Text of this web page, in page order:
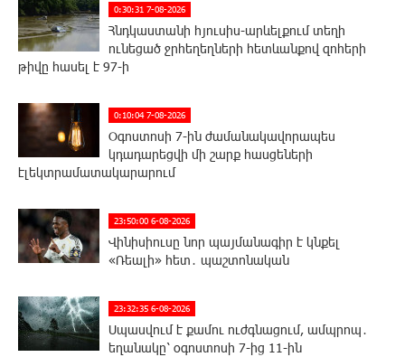
0:30:31 7-08-2026
Հնդկաստանի հյուսիս-արևելքում տեղի
ունեցած ջրհեղեղների հետևանքով զոհերի
թիվը հասել է 97-ի
0:10:04 7-08-2026
Օգոստոսի 7-ին ժամանակավորապես
կդադարեցվի մի շարք հասցեների
էլեկտրամատակարարում
23:50:00 6-08-2026
Վինիսիուսը նոր պայմանագիր է կնքել
«Ռեալի» հետ․ պաշտոնական
23:32:35 6-08-2026
Սպասվում է քամու ուժգնացում, ամպրոպ․
եղանակը՝ օգոստոսի 7-ից 11-ին